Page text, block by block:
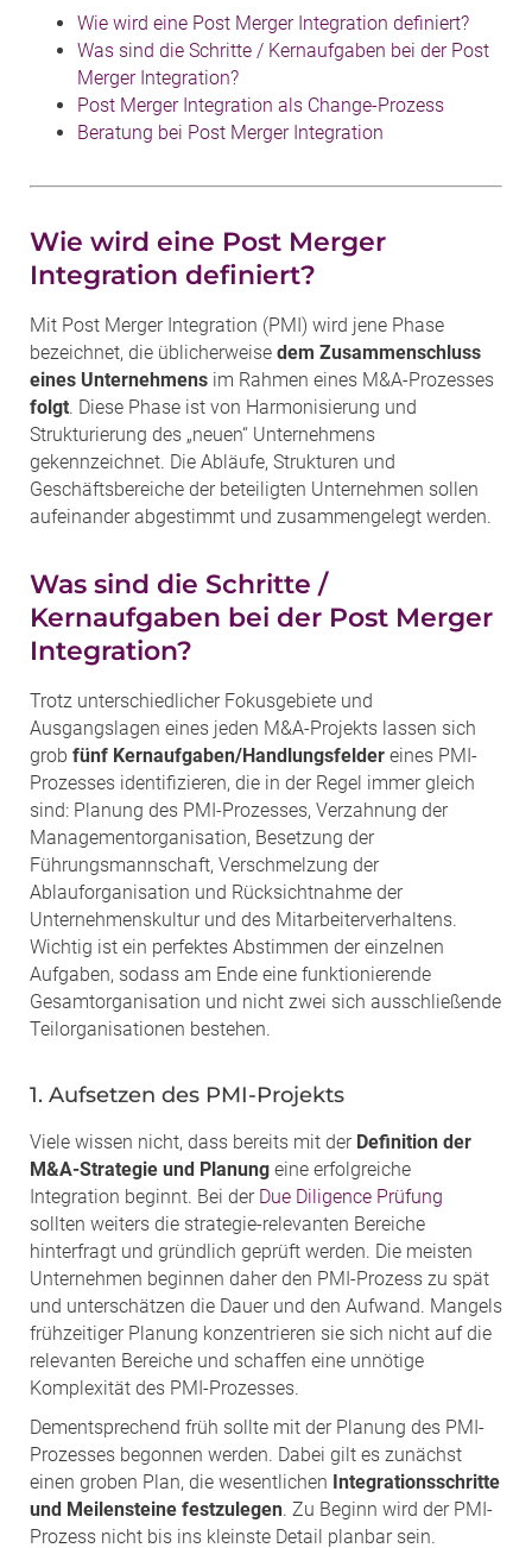
Wie wird eine Post Merger Integration definiert?
Was sind die Schritte / Kernaufgaben bei der Post
Merger Integration?
Post Merger Integration als Change-Prozess
Beratung bei Post Merger Integration
Wie wird eine Post Merger
Integration definiert?
Mit Post Merger Integration (PMI) wird jene Phase
bezeichnet, die üblicherweise dem Zusammenschluss
eines Unternehmens im Rahmen eines M&A-Prozesses
folgt. Diese Phase ist von Harmonisierung und
Strukturierung des „neuen“ Unternehmens
gekennzeichnet. Die Abläufe, Strukturen und
Geschäftsbereiche der beteiligten Unternehmen sollen
aufeinander abgestimmt und zusammengelegt werden.
Was sind die Schritte /
Kernaufgaben bei der Post Merger
Integration?
Trotz unterschiedlicher Fokusgebiete und
Ausgangslagen eines jeden M&A-Projekts lassen sich
grob fünf Kernaufgaben/Handlungsfelder eines PMI-
Prozesses identifizieren, die in der Regel immer gleich
sind: Planung des PMI-Prozesses, Verzahnung der
Managementorganisation, Besetzung der
Führungsmannschaft, Verschmelzung der
Ablauforganisation und Rücksichtnahme der
Unternehmenskultur und des Mitarbeiterverhaltens.
Wichtig ist ein perfektes Abstimmen der einzelnen
Aufgaben, sodass am Ende eine funktionierende
Gesamtorganisation und nicht zwei sich ausschließende
Teilorganisationen bestehen.
1. Aufsetzen des PMI-Projekts
Viele wissen nicht, dass bereits mit der Definition der
M&A-Strategie und Planung eine erfolgreiche
Integration beginnt. Bei der Due Diligence Prüfung
sollten weiters die strategie-relevanten Bereiche
hinterfragt und gründlich geprüft werden. Die meisten
Unternehmen beginnen daher den PMI-Prozess zu spät
und unterschätzen die Dauer und den Aufwand. Mangels
frühzeitiger Planung konzentrieren sie sich nicht auf die
relevanten Bereiche und schaffen eine unnötige
Komplexität des PMI-Prozesses.
Dementsprechend früh sollte mit der Planung des PMI-
Prozesses begonnen werden. Dabei gilt es zunächst
einen groben Plan, die wesentlichen Integrationsschritte
und Meilensteine festzulegen. Zu Beginn wird der PMI-
Prozess nicht bis ins kleinste Detail planbar sein.